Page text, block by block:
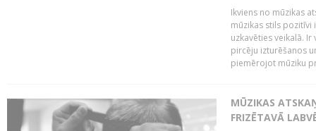
Ikviens no mūzikas
mūzikas stils pozitīvi
uzkavēties veikalā.
pircēju izturēšanos
piemērojot mūziku
MŪZIKAS
FRIZĒTAVĀ